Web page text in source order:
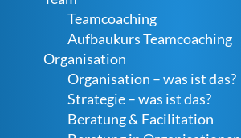
Teamcoaching
Aufbaukurs Teamcoaching
Organisation
Organisation – was ist das?
Strategie – was ist das?
Beratung & Facilitation